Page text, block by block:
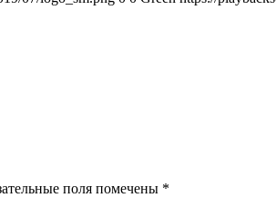
поля помечены *